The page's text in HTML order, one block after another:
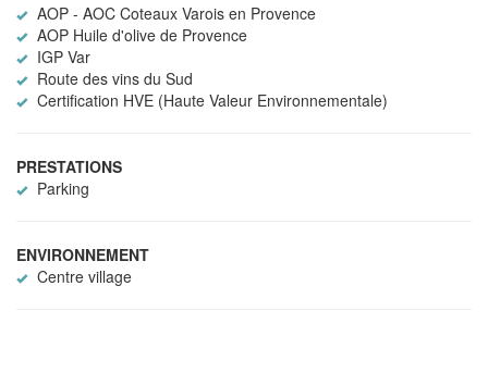
AOP - AOC Coteaux Varois en Provence
AOP Huile d'olive de Provence
IGP Var
Route des vins du Sud
Certification HVE (Haute Valeur Environnementale)
PRESTATIONS
Parking
ENVIRONNEMENT
Centre village